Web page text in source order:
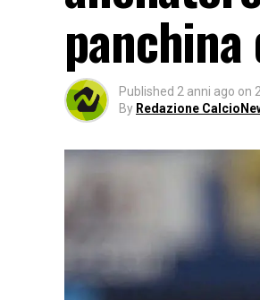
Published 2 anni ago on
By Redazione